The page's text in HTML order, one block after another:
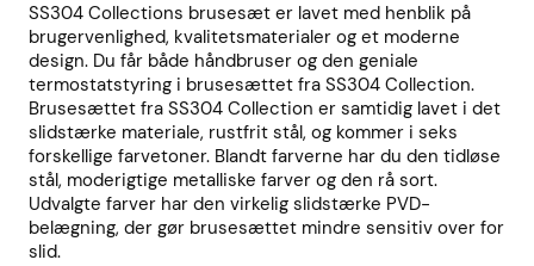
SS304 Collections brusesæt er lavet med henblik på
brugervenlighed, kvalitetsmaterialer og et moderne
design. Du får både håndbruser og den geniale
termostatstyring i brusesættet fra SS304 Collection.
Brusesættet fra SS304 Collection er samtidig lavet i det
slidstærke materiale, rustfrit stål, og kommer i seks
forskellige farvetoner. Blandt farverne har du den tidløse
stål, moderigtige metalliske farver og den rå sort.
Udvalgte farver har den virkelig slidstærke PVD-
belægning, der gør brusesættet mindre sensitiv over for
slid.